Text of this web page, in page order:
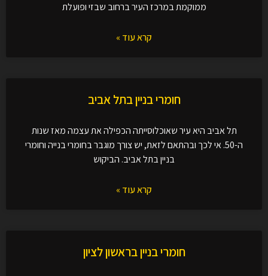
ממוקמת במרכז העיר ברחוב שבזי ופועלת
קרא עוד »
חומרי בניין בתל אביב
תל אביב היא עיר שאוכלוסייתה הכפילה את עצמה מאז שנות
ה-50. אי לכך ובהתאם לזאת, יש צורך מוגבר בחומרי בנייה וחומרי
בניין בתל אביב. הביקוש
קרא עוד »
חומרי בניין בראשון לציון